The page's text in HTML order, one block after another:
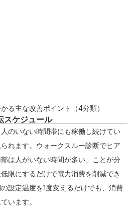
る主な改善ポイント（4分類）
スケジュール
のいない時間帯にも稼働し続けてい
れます。ウォークスルー診断でヒア
は人がいない時間が多い」ことが分
限にするだけで電力消費を削減でき
設定温度を1度変えるだけでも、消費
います。